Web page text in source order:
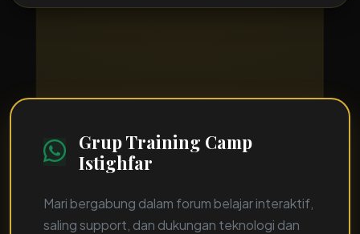
Grup Training Camp
Istighfar
Mari bergabung dalam forum belajar interaktif,
saling support, dan dukungan teknologi dan